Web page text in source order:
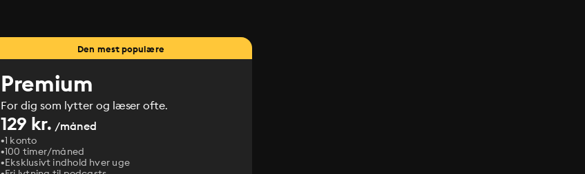
Den mest populære
Premium
For dig som lytter og læser ofte.
129 kr. /måned
1 konto
100 timer/måned
Eksklusivt indhold hver uge